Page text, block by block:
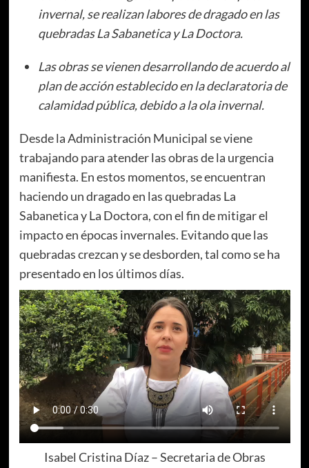
invernal, se realizan labores de dragado en las
quebradas La Sabanetica y La Doctora.
Las obras se vienen desarrollando de acuerdo al
plan de acción establecido en la declaratoria de
calamidad pública, debido a la ola invernal.
Desde la Administración Municipal se viene
trabajando para atender las obras de la urgencia
manifiesta. En estos momentos, se encuentran
haciendo un dragado en las quebradas La
Sabanetica y La Doctora, con el fin de mitigar el
impacto en épocas invernales. Evitando que las
quebradas crezcan y se desborden, tal como se ha
presentado en los últimos días.
Isabel Cristina Díaz – Secretaria de Obras